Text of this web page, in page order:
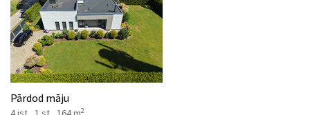
Pārdod māju
2